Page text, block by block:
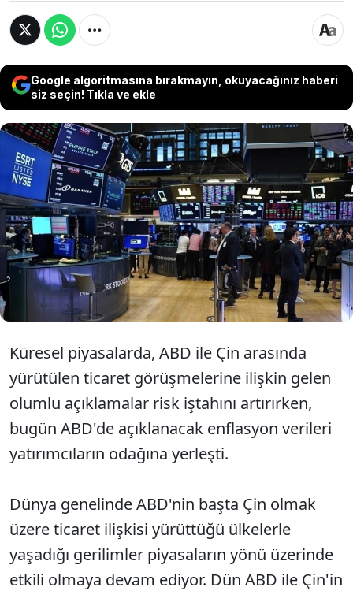
Google algoritmasına bırakmayın, okuyacağınız haberi
siz seçin! Tıkla ve ekle
Küresel piyasalarda risk iştahı, ABD ile Çin
arasında ticaret görüşmelerinden gelen olumlu
sinyallerle artışa geçti. Ancak yatırımcıların gözü
bugün açıklanacak olan ABD enflasyon verisinde.
Kritik veriler öncesi tahvil alımları hızlanırken,
emtia ve hisse senetleri yön arayışını sürdürüyor.
Küresel piyasalarda, ABD ile Çin arasında
yürütülen ticaret görüşmelerine ilişkin gelen
olumlu açıklamalar risk iştahını artırırken,
bugün ABD'de açıklanacak enflasyon verileri
yatırımcıların odağına yerleşti.
Dünya genelinde ABD'nin başta Çin olmak
üzere ticaret ilişkisi yürüttüğü ülkelerle
yaşadığı gerilimler piyasaların yönü üzerinde
etkili olmaya devam ediyor. Dün ABD ile Çin'in